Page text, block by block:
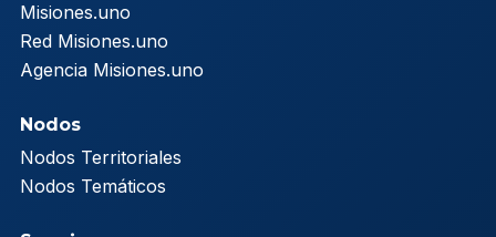
Misiones.uno
Red Misiones.uno
Agencia Misiones.uno
Nodos
Nodos Territoriales
Nodos Temáticos